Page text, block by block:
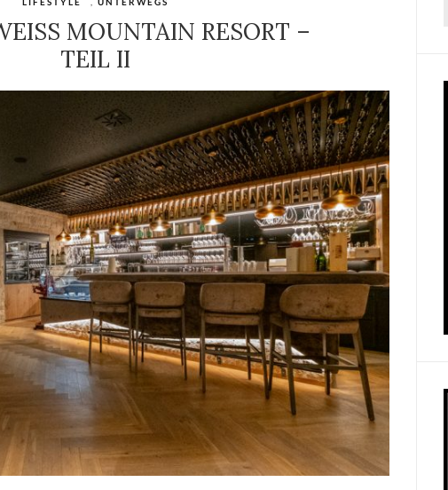
MOUNTAIN RESORT –
TEIL II